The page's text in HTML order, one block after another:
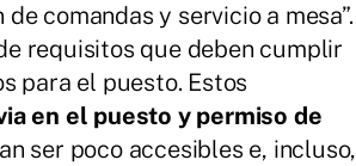
comandas y servicio a mesa”.
requisitos que deben cumplir
para el puesto. Estos
en el puesto y permiso de
ser poco accesibles e, incluso,